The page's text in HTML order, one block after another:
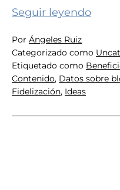
Seguir leyendoEl
de
Por Ángeles Ruiz
Categorizado como
Etiquetado como
Contenido, Datos sobre
Fidelización, Ideas